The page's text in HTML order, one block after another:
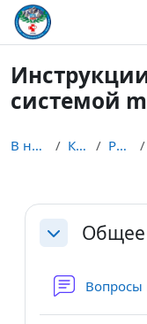
Перейти к основному
системой
В начало Курсы Разное
Section
СвернутьОбщее
Вопросы